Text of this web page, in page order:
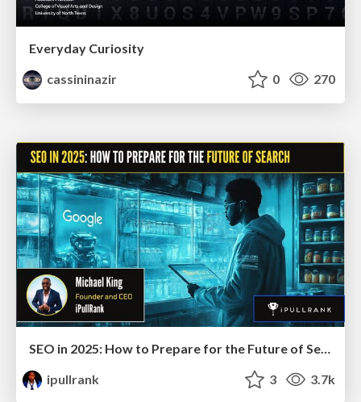
Everyday Curiosity
cassininazir
0 270
SEO in 2025: How to Prepare for the Future of Search
ipullrank
3 3.7k